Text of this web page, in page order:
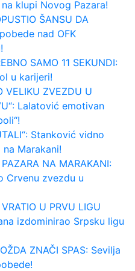
klupi Novog Pazara!
ŠANSU DA
nad OFK
SAMO 11 SEKUNDI:
u karijeri!
VELIKU ZVEZDU U
Lalatović emotivan
Stanković vidno
Marakani!
NA MARAKANI:
Crvenu zvezdu u
U PRVU LIGU
izdominirao Srpsku ligu
ZNAČI SPAS: Sevilja